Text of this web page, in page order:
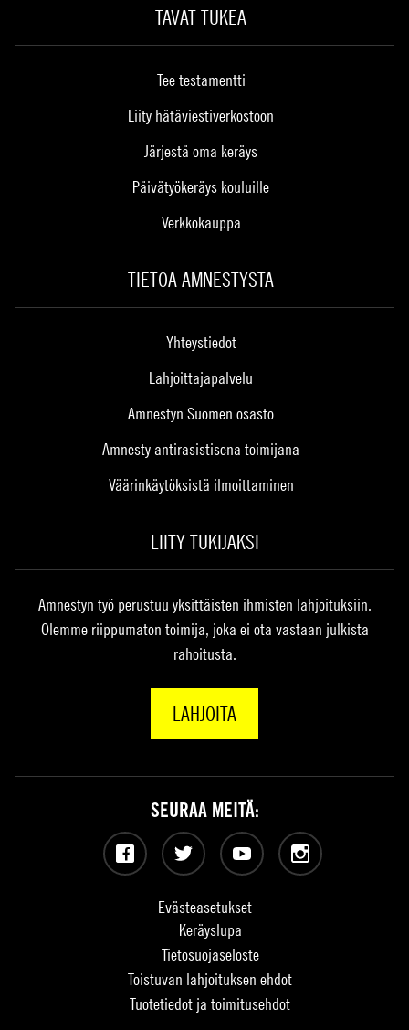
TAVAT TUKEA
Tee testamentti
Liity hätäviestiverkostoon
Järjestä oma keräys
Päivätyökeräys kouluille
Verkkokauppa
TIETOA AMNESTYSTA
Yhteystiedot
Lahjoittajapalvelu
Amnestyn Suomen osasto
Amnesty antirasistisena toimijana
Väärinkäytöksistä ilmoittaminen
LIITY TUKIJAKSI
Amnestyn työ perustuu yksittäisten ihmisten lahjoituksiin.
Olemme riippumaton toimija, joka ei ota vastaan julkista
rahoitusta.
LAHJOITA
Evästeasetukset
Keräyslupa
Tietosuojaseloste
Toistuvan lahjoituksen ehdot
Tuotetiedot ja toimitusehdot
SEURAA MEITÄ:
Facebook Twitter YouTubeInstagram